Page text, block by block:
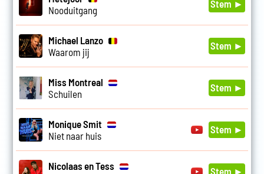
Nooduitgang
Stem ►
Michael Lanzo
Waarom jij
Stem ►
Miss Montreal
Schuilen
Stem ►
Monique Smit
Niet naar huis
Stem ►
Nicolaas en Tess
Stem ►